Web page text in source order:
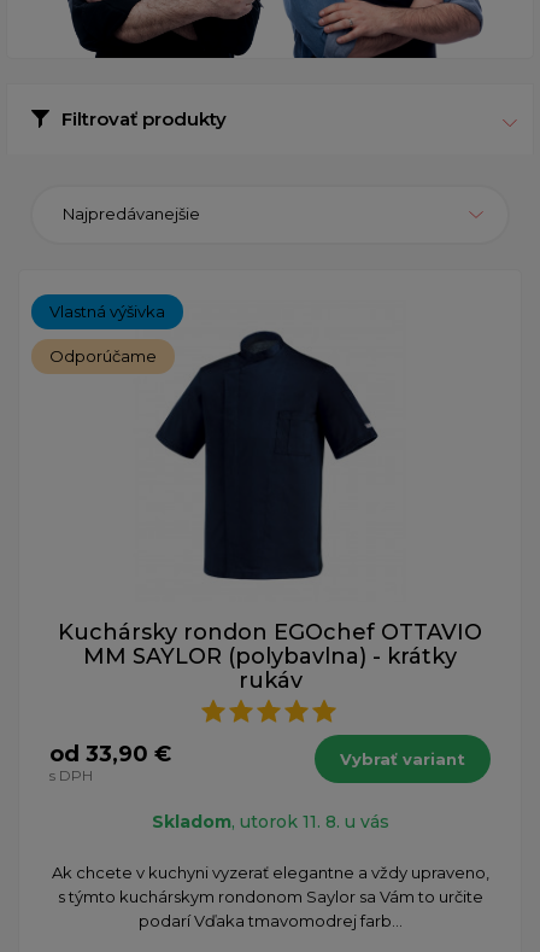
Filtrovať produkty
Najpredávanejšie
Vlastná výšivka
Odporúčame
Kuchársky rondon EGOchef OTTAVIO
MM SAYLOR (polybavlna) - krátky
rukáv
od 33,90 €
s DPH
Vybrať variant
Skladom, utorok 11. 8. u vás
Ak chcete v kuchyni vyzerať elegantne a vždy upraveno,
s týmto kuchárskym rondonom Saylor sa Vám to určite
podarí Vďaka tmavomodrej farb...